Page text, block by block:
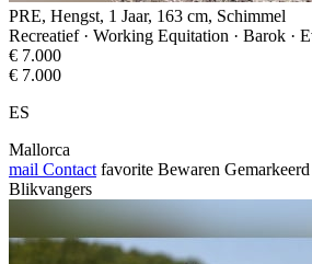
PRE, Hengst, 1 Jaar, 163 cm, Schimmel
Recreatief · Working Equitation · Barok ·
€ 7.000
€ 7.000
ES
Mallorca
mail Contact favorite Bewaren Gemarkeerd
Blikvangers